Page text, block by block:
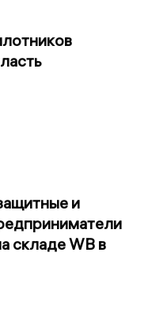
и
складе WB в